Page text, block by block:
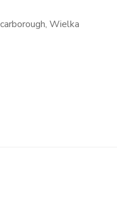
Wielka